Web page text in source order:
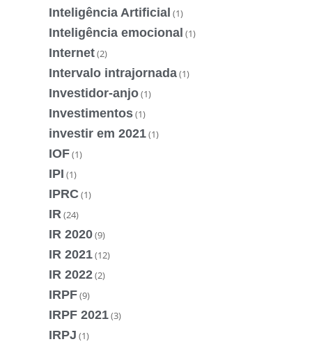
Inteligência Artificial (1)
Inteligência emocional (1)
Internet(2)
Intervalo intrajornada(1)
Investidor-anjo(1)
Investimentos(1)
investir em 2021(1)
IOF(1)
IPI (1)
IPRC(1)
IR (24)
IR 2020(9)
IR 2021(12)
IR 2022(2)
IRPF(9)
IRPF 2021(3)
IRPJ (1)